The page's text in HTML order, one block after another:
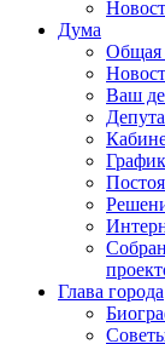
Дума
Общая
Ваш
Глава города